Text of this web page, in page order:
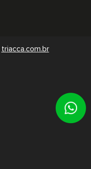
triacca.com.br